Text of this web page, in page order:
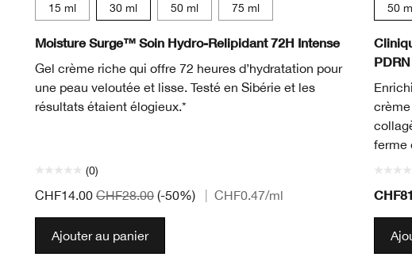
15 ml 30 ml 50 ml 75 ml
Moisture Surge™ Soin Hydro-Relipidant 72H Intense
Gel crème riche qui offre 72 heures d’hydratation pour
une peau veloutée et lisse. Testé en Sibérie et les
résultats étaient élogieux.*
(0)
CHF14.00 CHF28.00 (-50%) CHF0.47/ml
Ajouter au panier
50
PDRN
ferme